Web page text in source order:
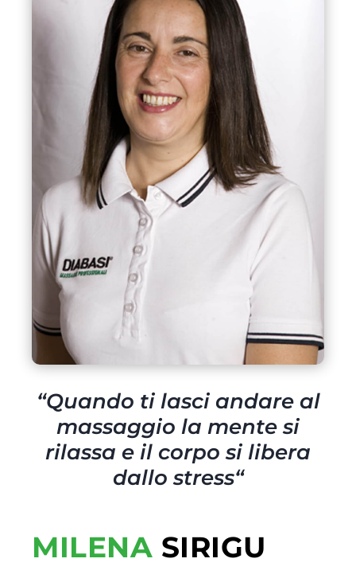
“Quando ti lasci andare al
massaggio la mente si
rilassa e il corpo si libera
dallo stress“
MILENA SIRIGU